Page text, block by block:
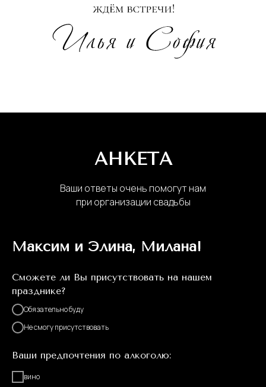
АНКЕТА
Ваши ответы очень помогут нам
при организации свадьбы
Максим и Элина, Милана!
Сможете ли Вы присутствовать на нашем
празднике?
Обязательно буду
Не смогу присутствовать
Ваши предпочтения по алкоголю:
вино